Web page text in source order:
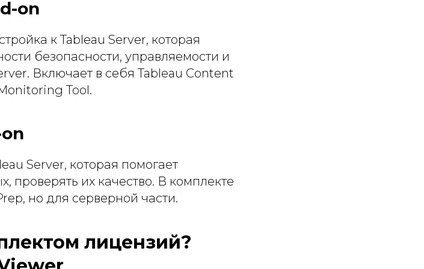
on
к Tableau Server, которая
безопасности, управляемости и
Включает в себя Tableau Content
Tool.
Server, которая помогает
проверять их качество. В комплекте
но для серверной части.
лицензий?